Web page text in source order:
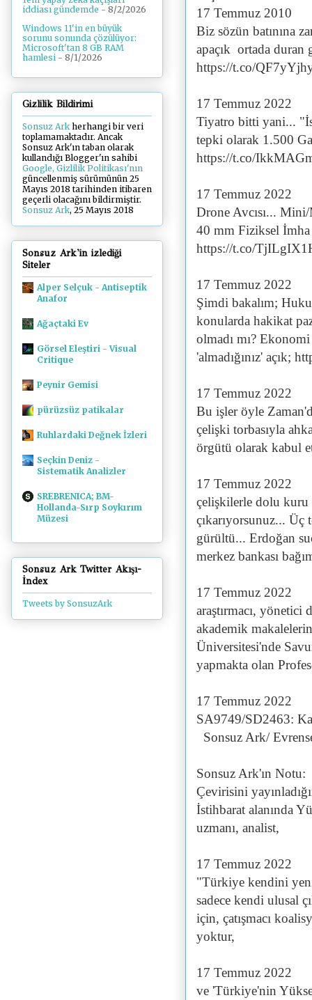
17 Temmuz 2010
Biz sözün batınına
apaçık ortada duran
https://t.co/
17 Temmuz 2022
Tiyatro bitti yani...
tepki olarak 1.500
https://t.co/
17 Temmuz 2022
Drone Avcısı...
40 mm Fiziksel
https://t.co/
17 Temmuz 2022
Şimdi bakalım;
konularda hakikat
olmadı mı?
'almadığınız' açık;
17 Temmuz 2022
Bu işler öyle
çelişki torbasıyla
örgütü olarak kabul
17 Temmuz 2022
çelişkilerle dolu kuru
çıkarıyorsunuz...
gürültü... Erdoğan
merkez bankası
17 Temmuz 2022
araştırmacı, yönetici
akademik
Üniversitesi'nde
yapmakta olan
17 Temmuz 2022
SA9749/SD2463:
Sonsuz Ark/
Sonsuz Ark'ın Notu:
Çevirisini
İstihbarat alanında
uzmanı, analist,
17 Temmuz 2022
"Türkiye kendini
sadece kendi ulusal
için, çatışmacı
yoktur,
17 Temmuz 2022
ve 'Türkiye'nin
iddiası gündemde - 8/2/2026
Windows 11'in en büyük
sorunu sonunda çözülüyor:
Microsoft'tan 8 GB RAM
hamlesi - 8/1/2026
Gizlilik Bildirimi
Sonsuz Arkherhangi bir veri
toplamamaktadır. Ancak
Sonsuz Ark'ın taban olarak
kullandığı Blogger'ın sahibi
Google, Gizlilik Politikası'nın
güncellenmiş sürümünün 25
Mayıs 2018 tarihinden itibaren
geçerli olacağını bildirmiştir.
Sonsuz Ark, 25 Mayıs 2018
Sonsuz Ark'in izlediği
Siteler
Alper Selçuk - Antiseptik
Anafor
Ağaçtaki Ev
Görsel Eleştiri - Visual
Critique
Peynir Gemisi
pürüzsüz patikalar
Ruhlardaki Değnek İzleri
Seçkin Deniz -
Sistematik Analizler
SREBRENICA; BM-
Hollanda-Sırp Soykırım
Müzesi
Sonsuz Ark Twitter Akışı-
İndex
Tweets by SonsuzArk